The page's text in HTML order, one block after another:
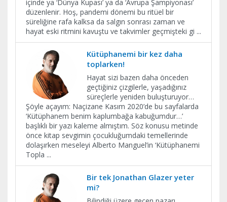
içinde ya ‘Dünya Kupası’ ya da ‘Avrupa Şampiyonası’
düzenlenir. Hoş, pandemi dönemi bu ritüel bir
süreliğine rafa kalksa da salgın sonrası zaman ve
hayat eski ritmini kavuştu ve takvimler geçmişteki gi ...
Kütüphanemi bir kez daha
toplarken!
Hayat sizi bazen daha önceden
geçtiğiniz çizgilerle, yaşadığınız
süreçlerle yeniden buluşturuyor…
Şöyle açayım: Naçizane Kasım 2020’de bu sayfalarda
‘Kütüphanem benim kaplumbağa kabuğumdur…’
başlıklı bir yazı kaleme almıştım. Söz konusu metinde
önce kitap sevgimin çocukluğumdaki temellerinde
dolaşırken meseleyi Alberto Manguel’in ‘Kütüphanemi
Topla ...
Bir tek Jonathan Glazer yeter
mi?